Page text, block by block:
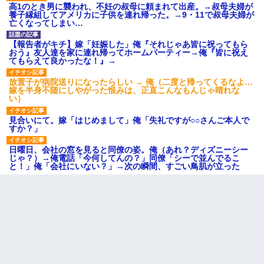
高1のとき男に襲われ、不妊の叔母に頼まれて出産。→叔母夫婦が
養子縁組してアメリカに子供を連れ帰った。→9・11で叔母夫婦が
亡くなってしまい…
【報告者がキチ】嫁「妊娠した」俺『それじゃあ皆に祝ってもら
おう』友人達を家に連れ帰ってホームパーティー→俺『皆に祝え
てもらえて良かったな！』→
放置子が病院送りになったらしい → 俺（二度と帰ってくるなよ…
嫁を半身不随にしやがった恨みは、正直こんなもんじゃ晴れな
い）
見合いにて。嫁「はじめまして」俺「失礼ですが○○さんご本人で
すか？」
日曜日、会社の窓を見ると同僚の姿。俺（あれ？ディズニーシー
じゃ？）→俺電話「今何してんの？」同僚「シーで並んでるこ
と！」俺「会社にいない？」→次の瞬間、すごい鳥肌が立った